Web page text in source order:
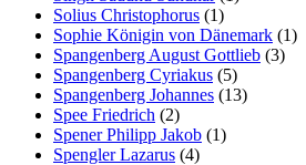
Solius Christophorus (1)
Sophie Königin von Dänemark (1)
Spangenberg August Gottlieb (3)
Spangenberg Cyriakus (5)
Spangenberg Johannes (13)
Spee Friedrich (2)
Spener Philipp Jakob (1)
Spengler Lazarus (4)